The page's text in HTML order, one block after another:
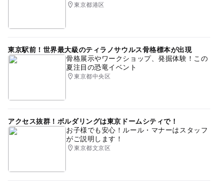
東京都港区
東京駅前！世界最大級のティラノサウルス骨格標本が出現
骨格展示やワークショップ、発掘体験！この
夏注目の恐竜イベント
東京都中央区
アクセス抜群！ボルダリングは東京ドームシティで！
お子様でも安心！ルール・マナーはスタッフ
がご説明します！
東京都文京区